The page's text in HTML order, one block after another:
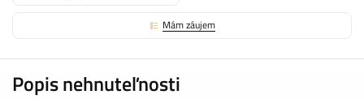
Mám záujem
Popis nehnuteľnosti